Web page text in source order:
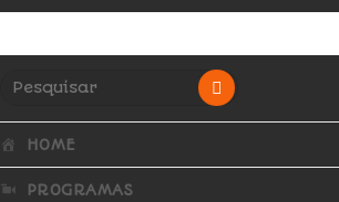
HOME
PROGRAMAS